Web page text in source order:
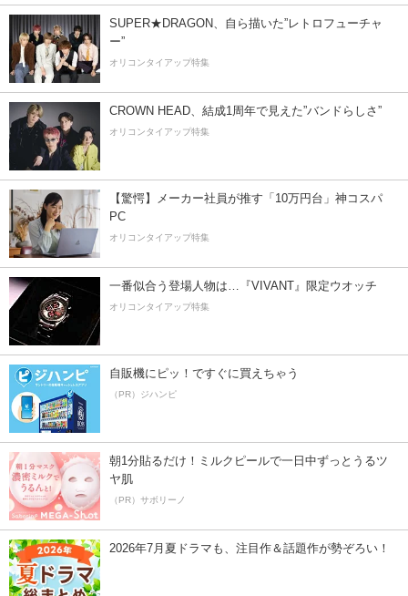
SUPER★DRAGON、自ら描いた”レトロフューチャ
ー”
オリコンタイアップ特集
CROWN HEAD、結成1周年で見えた”バンドらしさ”
オリコンタイアップ特集
【驚愕】メーカー社員が推す「10万円台」神コスパ
PC
オリコンタイアップ特集
一番似合う登場人物は…『VIVANT』限定ウオッチ
オリコンタイアップ特集
自販機にピッ！ですぐに買えちゃう
（PR）ジハンピ
朝1分貼るだけ！ミルクピールで一日中ずっとうるツ
ヤ肌
（PR）サボリーノ
2026年7月夏ドラマも、注目作＆話題作が勢ぞろい！